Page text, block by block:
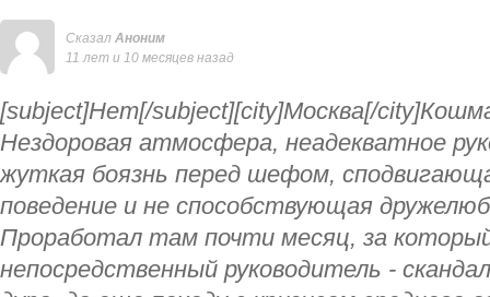
Сказал Аноним
11 лет и 10 месяцев назад
[subject]Нет[/subject][city]Москва[/
Нездоровая атмосфера, неадекватное
жуткая боязнь перед шефом,
поведение и не способствующая
Проработал там почти месяц, за
непосредственный руководитель -